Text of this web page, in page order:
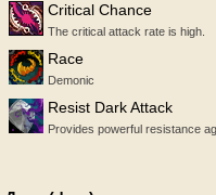
Critical Chance
The critical attack rate is high.
Race
Demonic
Resist Dark Attack
Provides powerful resistance